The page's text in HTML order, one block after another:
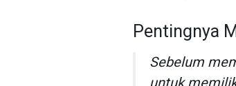
Pentingnya
Sebelum